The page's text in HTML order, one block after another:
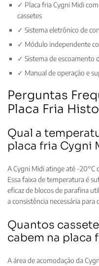
✓ Placa fria Cygni Midi
cassetes
✓ Sistema eletrônico de
✓ Módulo independente
✓ Sistema de escoamento
✓ Manual de operação e
Perguntas
Placa Fria
Qual a
placa fria Cygni
A Cygni Midi atinge até -20°C
Essa faixa de temperatura é
eficaz de blocos de parafina
a consistência necessária
Quantos
cabem na placa
A área de acomodação da